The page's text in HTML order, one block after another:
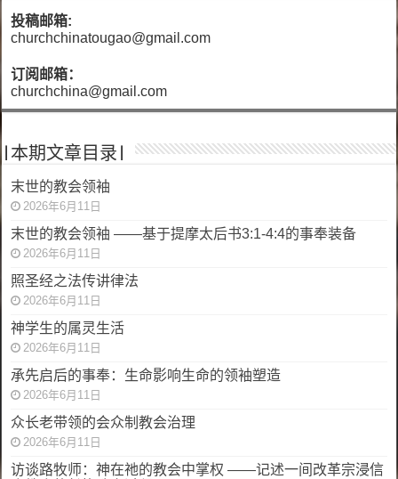
投稿邮箱:
churchchinatougao@gmail.com
订阅邮箱：
churchchina@gmail.com
|本期文章目录|
末世的教会领袖
2026年6月11日
末世的教会领袖 ——基于提摩太后书3:1-4:4的事奉装备
2026年6月11日
照圣经之法传讲律法
2026年6月11日
神学生的属灵生活
2026年6月11日
承先启后的事奉：生命影响生命的领袖塑造
2026年6月11日
众长老带领的会众制教会治理
2026年6月11日
访谈路牧师：神在祂的教会中掌权 ——记述一间改革宗浸信